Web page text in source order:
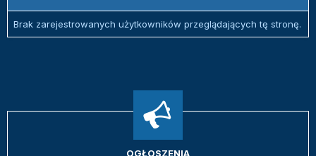
Brak zarejestrowanych użytkowników przeglądających tę stronę.
OGŁOSZENIA